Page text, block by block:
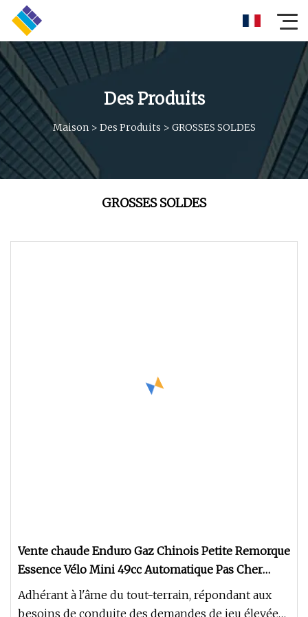
Des Produits
Maison > Des Produits > GROSSES SOLDES
GROSSES SOLDES
Vente chaude Enduro Gaz Chinois Petite Remorque
Essence Vélo Mini 49cc Automatique Pas Cher
Adultes Hors Route Moto Piste De Course Mini
Moto
Adhérant à l'âme du tout-terrain, répondant aux
besoins de conduite des demandes de jeu élevées !